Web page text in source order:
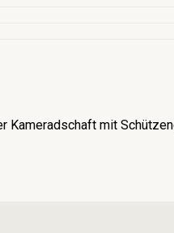
Kameradschaft mit